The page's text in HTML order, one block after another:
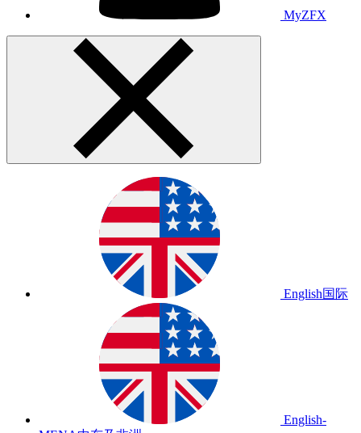
MyZFX
English国际
English-